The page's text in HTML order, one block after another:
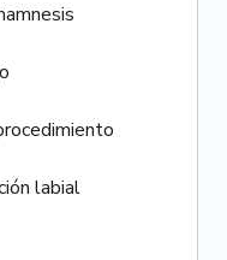
labial